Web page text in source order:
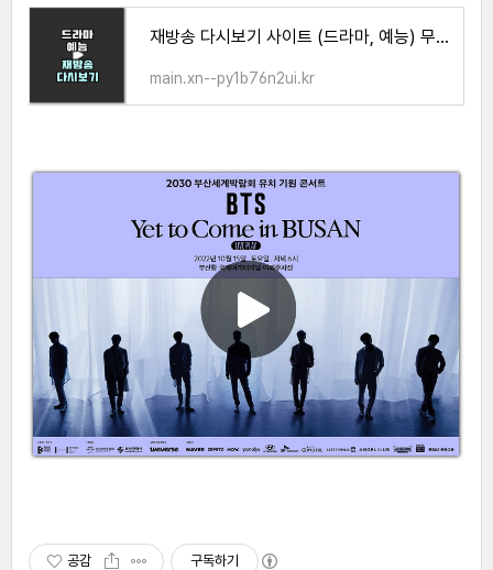
재방송 다시보기 사이트 (드라마, 예능) 무료 시청 방법
main.xn--py1b76n2ui.kr
공감 구독하기